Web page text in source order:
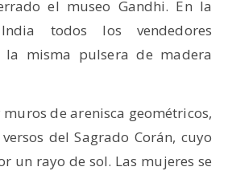
el museo Gandhi. En la
todos los vendedores
la misma pulsera de madera
de arenisca geométricos,
del Sagrado Corán, cuyo
un rayo de sol. Las mujeres se